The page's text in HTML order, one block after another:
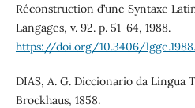
Réconstruction d’une Syntaxe
Langages, v. 92. p. 51-64, 1988.
https://doi.org/10.3406/
DIAS, A. G. Diccionario da Lingua
Brockhaus, 1858.